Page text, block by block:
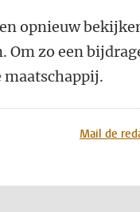
opnieuw
Om zo een
maatschappij.
Mail de